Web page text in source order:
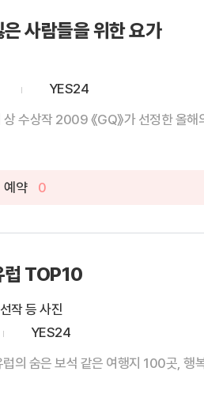
사람들을 위한 요가
YES24
수상작 2009 《GQ》가 선정한 올해
예약 0
럽 TOP10
작 등 사진
YES24
의 숨은 보석 같은 여행지 100곳, 행